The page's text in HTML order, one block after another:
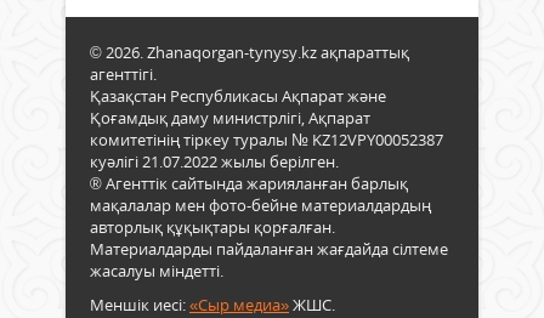
© 2026. Zhanaqorgan-tynysy.kz ақпараттық
агенттігі.
Қазақстан Республикасы Ақпарат және
Қоғамдық даму министрлігі, Ақпарат
комитетінің тіркеу туралы № KZ12VPY00052387
куәлігі 21.07.2022 жылы берілген.
® Агенттік сайтында жарияланған барлық
мақалалар мен фото-бейне материалдардың
авторлық құқықтары қорғалған.
Материалдарды пайдаланған жағдайда сілтеме
жасалуы міндетті.
Меншік иесі:«Сыр медиа»ЖШС.